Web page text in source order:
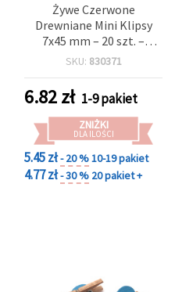
Żywe Czerwone
Drewniane Mini Klipsy
7x45 mm – 20 szt. –
Idealne do rękodzieła,
zdjęć i świątecznego
pakowania prezentów
SKU: 830371
6.82zł 1-9 pakiet
ZNIŻKI
DLA ILOŚCI
5.45 zł- 20 %10-19 pakiet
4.77 zł- 30 % 20 pakiet +